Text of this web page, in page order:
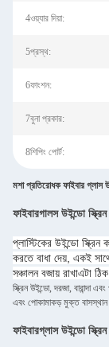
4ওয়্যার দিয়া:
5প্রস্থ:
6ফাংশন:
7বুনা প্রকার:
8শিপিং পোর্ট:
মশা প্রতিরোধক ফাইবার গ্লাস
ফাইবারগালস উইন্ডো স্ক্রিন
প্লাস্টিকের উইন্ডো
করতে বাধা দেয়, একই
সঞ্চালন বজায় রাখাএটা
স্ক্রিন উইন্ডো, দরজা, বারান্দা
এবং পোকামাকড় মুক্ত বাসস্থান
ফাইবারগ্লাস উইন্ডো স্ক্রিন